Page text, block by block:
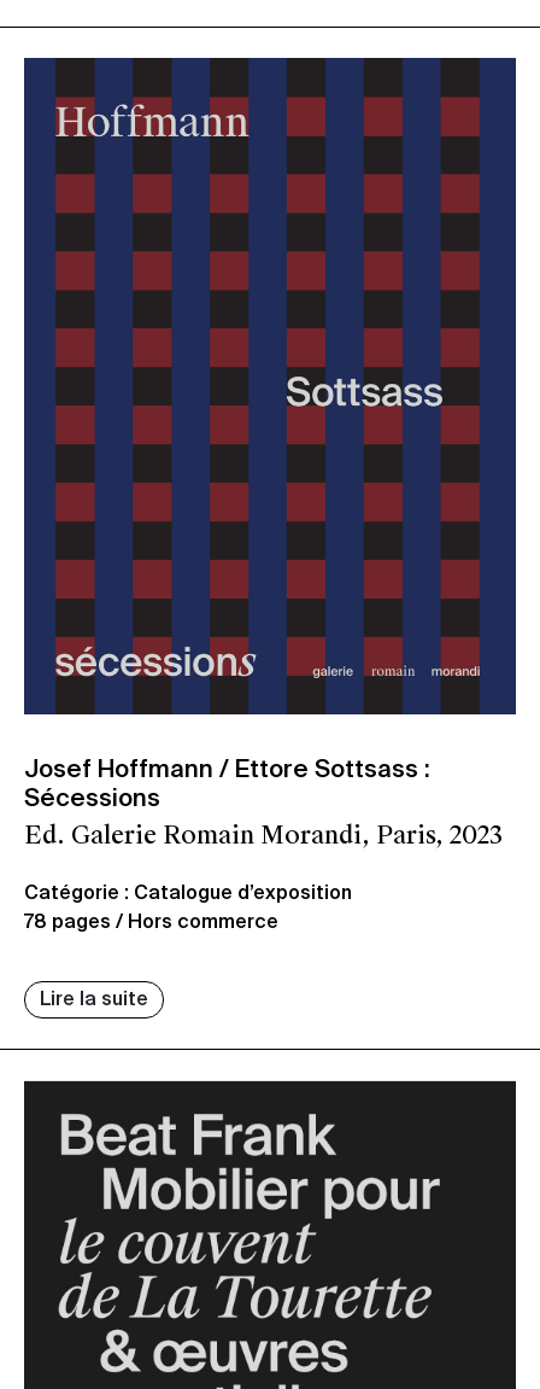
Josef Hoffmann / Ettore Sottsass :
Sécessions
Ed. Galerie Romain Morandi, Paris, 2023
Catégorie : Catalogue d’exposition
78 pages / Hors commerce
Lire la suite